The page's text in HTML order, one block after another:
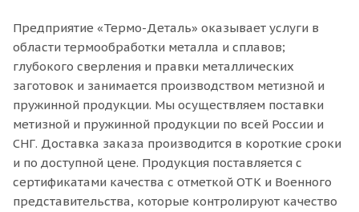
Предприятие «Термо-Деталь» оказывает услуги в
области термообработки металла и сплавов;
глубокого сверления и правки металлических
заготовок и занимается производством метизной и
пружинной продукции. Мы осуществляем поставки
метизной и пружинной продукции по всей России и
СНГ. Доставка заказа производится в короткие сроки
и по доступной цене. Продукция поставляется с
сертификатами качества с отметкой ОТК и Военного
представительства, которые контролируют качество